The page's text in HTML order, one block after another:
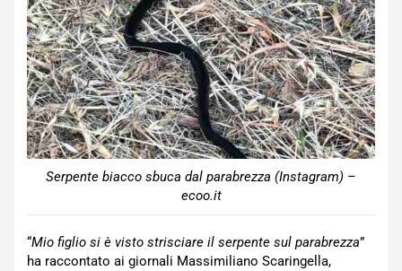
Serpente biacco sbuca dal parabrezza (Instagram) –
ecoo.it
“Mio figlio si è visto strisciare il serpente sul parabrezza”
ha raccontato ai giornali Massimiliano Scaringella,